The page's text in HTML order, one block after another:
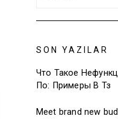
SON YAZILAR
Что Такое
По: Примеры В Тз
Meet brand new